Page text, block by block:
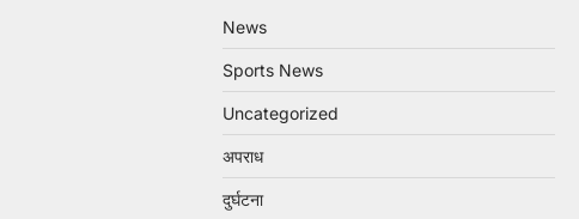
News
Sports News
Uncategorized
अपराध
दुर्घटना